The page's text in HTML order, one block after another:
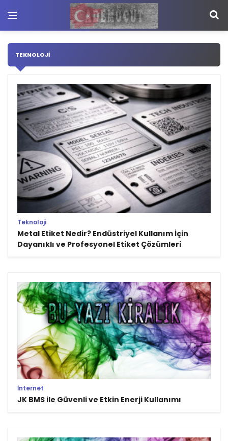
TEKNOLOJI
Teknoloji
Metal Etiket Nedir? Endüstriyel Kullanım İçin
Dayanıklı ve Profesyonel Etiket Çözümleri
İnternet
JK BMS ile Güvenli ve Etkin Enerji Kullanımı